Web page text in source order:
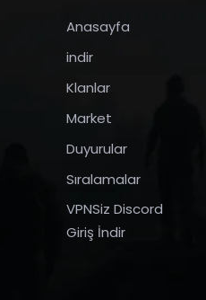
Anasayfa
indir
Klanlar
Market
Duyurular
Sıralamalar
VPNSiz Discord
Giriş İndir